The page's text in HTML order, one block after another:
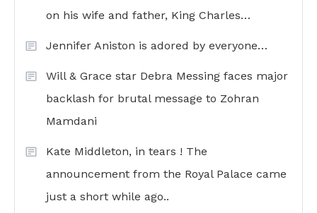
on his wife and father, King Charles…
Jennifer Aniston is adored by everyone…
Will & Grace star Debra Messing faces major
backlash for brutal message to Zohran
Mamdani
Kate Middleton, in tears ! The
announcement from the Royal Palace came
just a short while ago..